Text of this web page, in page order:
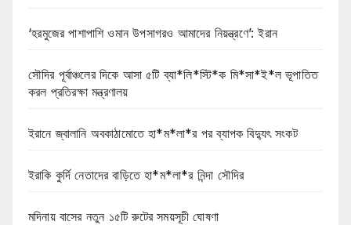
‘হরমুজের পাশাপাশি ওমান উপসাগরও আমাদের নিয়ন্ত্রণে’: ইরান
সৌদির পূর্বাঞ্চলের দিকে আসা ৫টি ব্যা*লি*স্টি*ক মি*সা*ই*ল ভূপাতিত
করল প্রতিরক্ষা মন্ত্রণালয়
ইরানে জ্বালানি অবকাঠামোতে হা*ম*লা*র পর ব্যাপক বিদ্যুৎ সংকট
ইরাকি কুর্দি নেতাদের বাড়িতে হা*ম*লা*র নিন্দা সৌদির
মদিনায় বাসের নতুন ১৫টি রুটের সময়সূচী ঘোষণা